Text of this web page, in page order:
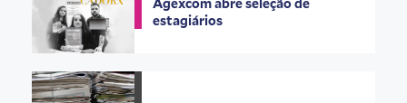
Agexcom abre seleção de
estagiários